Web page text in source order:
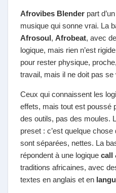
Afrovibes Blender part
musique qui sonne vrai. La
Afrosoul, Afrobeat, avec
logique, mais rien n’est
pour rester physique,
travail, mais il ne doit pas se
Ceux qui connaissent les
effets, mais tout est poussé
des outils, pas des moules.
preset : c’est quelque chose
sont séparées, nettes. La
répondent à une logique call
traditions africaines, avec
textes en anglais et en